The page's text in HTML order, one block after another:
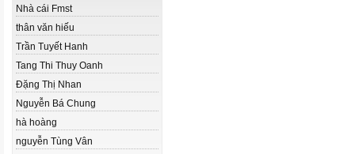
Nhà cái Fmst
thân văn hiếu
Trần Tuyết Hanh
Tang Thi Thuy Oanh
Đặng Thị Nhan
Nguyễn Bá Chung
hà hoàng
nguyễn Tùng Vân